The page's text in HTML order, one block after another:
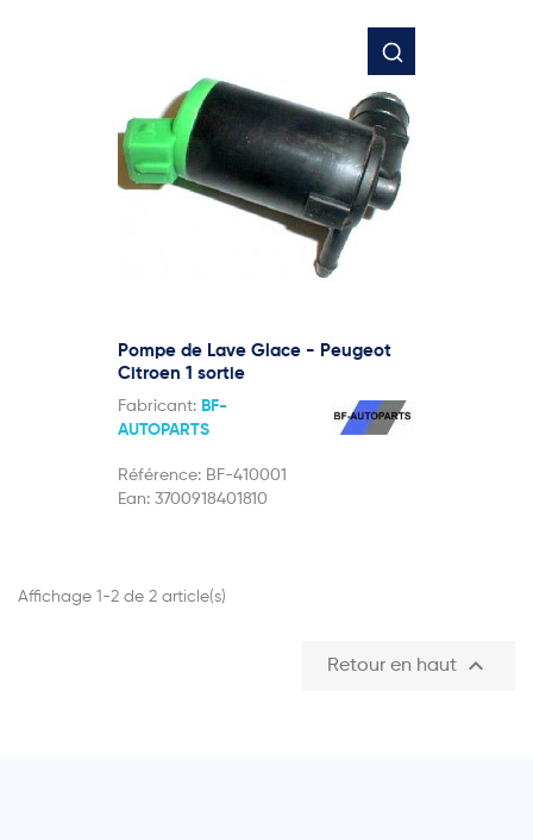
Pompe de Lave Glace - Peugeot
Citroen 1 sortie
Fabricant: BF-
AUTOPARTS
Référence: BF-410001
Ean: 3700918401810
Affichage 1-2 de 2 article(s)
Retour en haut 